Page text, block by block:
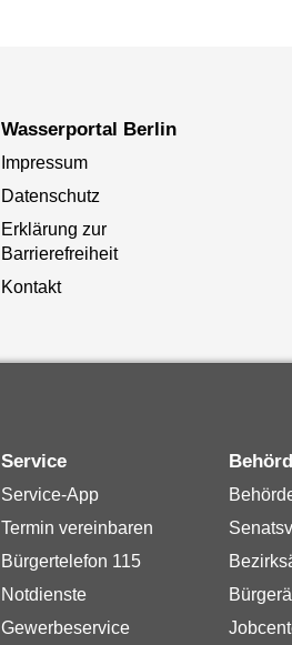
Wasserportal Berlin
Impressum
Datenschutz
Erklärung zur
Barrierefreiheit
Kontakt
Service
Service-App
Termin vereinbaren
Bürgertelefon 115
Notdienste
Gewerbeservice